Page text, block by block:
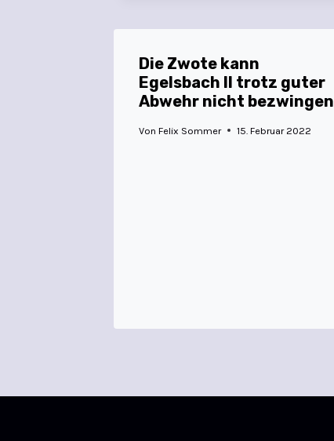
Die Zwote kann
Egelsbach II trotz guter
Abwehr nicht bezwingen
Von Felix Sommer 15. Februar 2022